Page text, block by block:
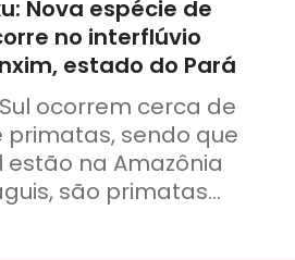
Nova espécie de
no interflúvio
estado do Pará
ocorrem cerca de
primatas, sendo que
estão na Amazônia
são primatas...